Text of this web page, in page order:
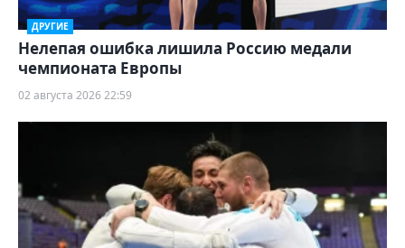
ДРУГИЕ
Нелепая ошибка лишила Россию медали
чемпионата Европы
02 августа 2026 22:59